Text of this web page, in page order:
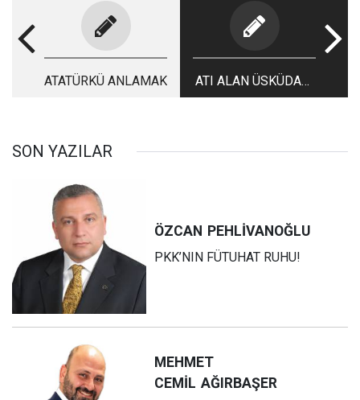
ATATÜRKÜ ANLAMAK
ATI ALAN ÜSKÜDARI
GEÇMEDEN
SON YAZILAR
ÖZCAN PEHLİVANOĞLU
PKK’NIN FÜTUHAT RUHU!
MEHMET
CEMİL AĞIRBAŞER